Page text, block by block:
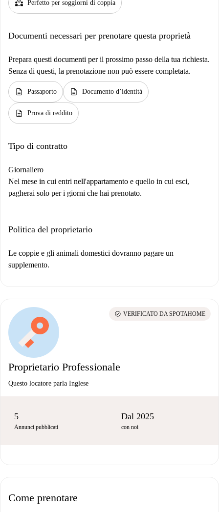
partner_heart Perfetto per soggiorni di coppia
Documenti necessari per prenotare questa proprietà
Prepara questi documenti per il prossimo passo della tua richiesta.
Senza di questi, la prenotazione non può essere completata.
description Passaporto description Documento d’identità
description Prova di reddito
Tipo di contratto
Giornaliero
Nel mese in cui entri nell'appartamento e quello in cui esci,
pagherai solo per i giorni che hai prenotato.
Politica del proprietario
Le coppie e gli animali domestici dovranno pagare un
supplemento.
Proprietario Professionale
Questo locatore parla Inglese
check_circle VERIFICATO DA SPOTAHOME
5
Annunci pubblicati
Dal 2025
con noi
Come prenotare